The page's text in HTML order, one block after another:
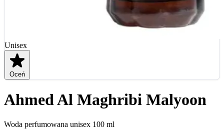
Unisex
Oceń
Ahmed Al Maghribi Malyoon
Woda perfumowana unisex 100 ml